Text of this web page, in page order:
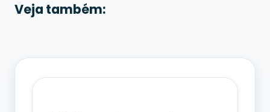
Veja também: